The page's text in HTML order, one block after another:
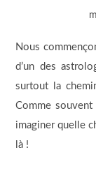
Nous
d’un des
surtout la
Comme
imaginer quelle
là !